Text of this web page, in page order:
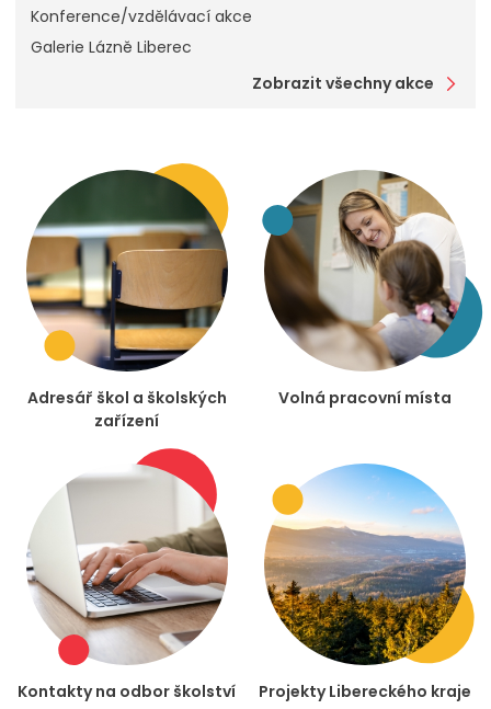
Konference/vzdělávací akce
Galerie Lázně Liberec
Zobrazit všechny akce
Adresář škol a školských
zařízení
Volná pracovní místa
Kontakty na odbor školství Projekty Libereckého kraje